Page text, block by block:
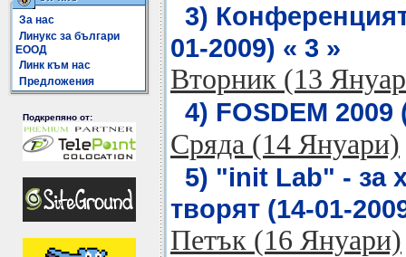
За нас
Линукс за българи
ЕООД
Линк към нас
Предложения
Подкрепяно от:
3)
01-2009) « 3 »
Вторник (13
4) FOSDEM 2009
Сряда (14 Януари)
5) "init Lab" - за
творят (14-01-
Петък (16 Януари)